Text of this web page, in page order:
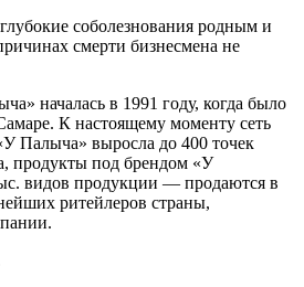
соболезнования родным и
смерти бизнесмена не
началась в 1991 году, когда было
К настоящему моменту сеть
Палыча» выросла до 400 точек
продукты под брендом «У
видов продукции — продаются в
ритейлеров страны,